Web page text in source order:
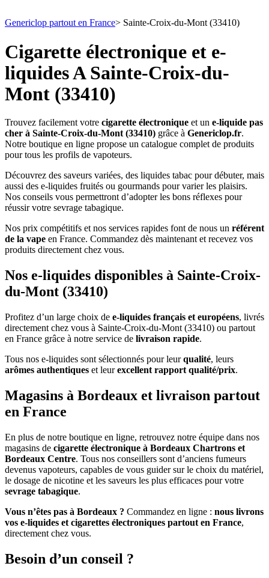
Genericlop partout en France> Sainte-Croix-du-Mont (33410)
Cigarette électronique et e-
liquides A Sainte-Croix-du-
Mont (33410)
Trouvez facilement votre cigarette électronique et un e-liquide pas
cher à Sainte-Croix-du-Mont (33410) grâce à Genericlop.fr.
Notre boutique en ligne propose un catalogue complet de produits
pour tous les profils de vapoteurs.
Découvrez des saveurs variées, des liquides tabac pour débuter, mais
aussi des e-liquides fruités ou gourmands pour varier les plaisirs.
Nos conseils vous permettront d’adopter les bons réflexes pour
réussir votre sevrage tabagique.
Nos prix compétitifs et nos services rapides font de nous un référent
de la vape en France. Commandez dès maintenant et recevez vos
produits directement chez vous.
Nos e-liquides disponibles à Sainte-Croix-
du-Mont (33410)
Profitez d’un large choix de e-liquides français et européens, livrés
directement chez vous à Sainte-Croix-du-Mont (33410) ou partout
en France grâce à notre service de livraison rapide.
Tous nos e-liquides sont sélectionnés pour leurqualité, leurs
arômes authentiques et leurexcellent rapport qualité/prix.
Magasins à Bordeaux et livraison partout
en France
En plus de notre boutique en ligne, retrouvez notre équipe dans nos
magasins de cigarette électronique à Bordeaux Chartrons et
Bordeaux Centre. Tous nos conseillers sont d’anciens fumeurs
devenus vapoteurs, capables de vous guider sur le choix du matériel,
le dosage de nicotine et les saveurs les plus efficaces pour votre
sevrage tabagique.
Vous n’êtes pas à Bordeaux ? Commandez en ligne : nous livrons
vos e-liquides et cigarettes électroniques partout en France,
directement chez vous.
Besoin d’un conseil ?